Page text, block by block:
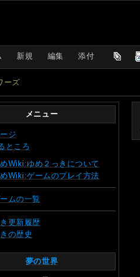
新規 編集 添付
ーズ
メニュー
ジ
ところ
Wiki:ゆめ２っきについて
Wiki:ゲームのプレイ方法
ムの一覧
更新履歴
の歴史
夢の世界